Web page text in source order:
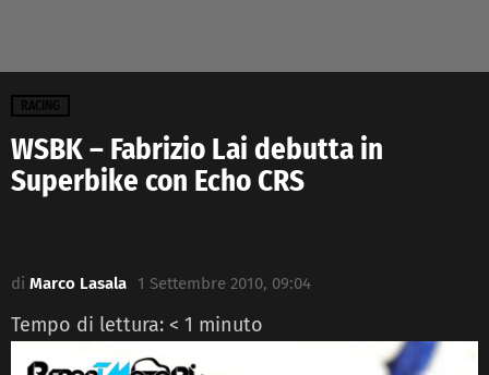
RACING
WSBK – Fabrizio Lai debutta in
Superbike con Echo CRS
di Marco Lasala 1 Settembre 2010, 09:04
Tempo di lettura: < 1 minuto